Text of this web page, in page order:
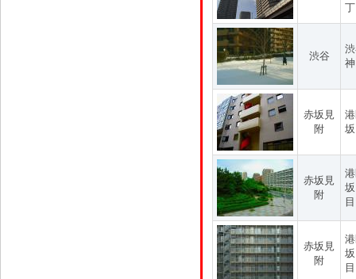
渋谷
赤坂見
附
赤坂見
附
目
赤坂見
附
目